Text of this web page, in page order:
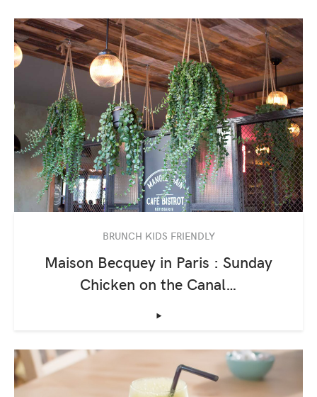
BRUNCH KIDS FRIENDLY
Maison Becquey in Paris : Sunday
Chicken on the Canal…
‣